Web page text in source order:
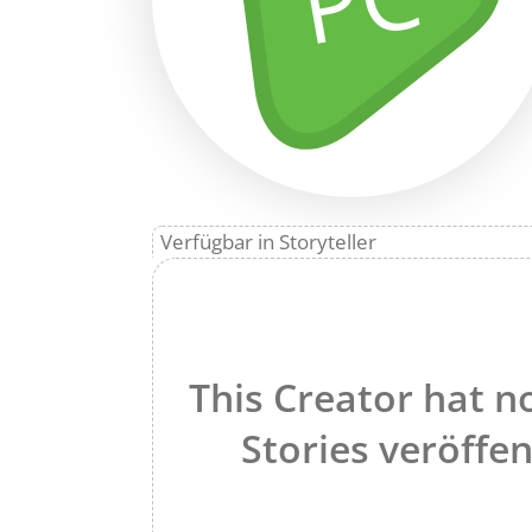
Verfügbar in Storyteller
This Creator hat
Stories